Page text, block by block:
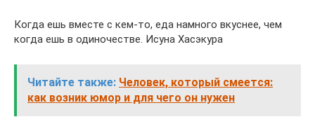
Когда ешь вместе с кем-то, еда намного вкуснее, чем
когда ешь в одиночестве. Исуна Хасэкура
Читайте также: Человек, который смеется:
как возник юмор и для чего он нужен